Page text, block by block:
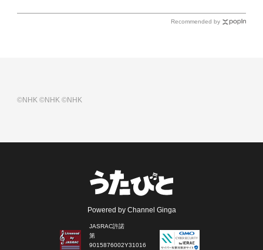
Recommended by
©NHK©NHK©NHK
Powered by Channel Ginga
JASRAC許諾
第
9015876002Y31016